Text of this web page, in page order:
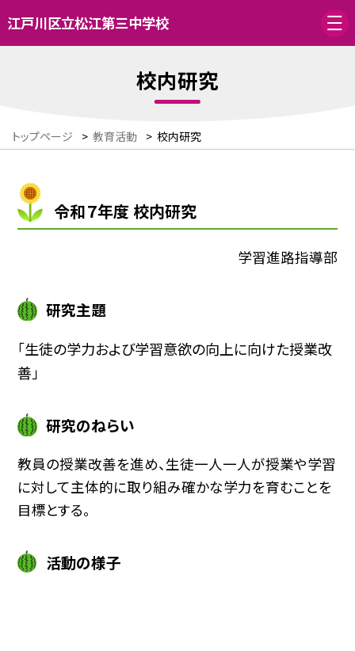
江戸川区立松江第三中学校
校内研究
トップページ > 教育活動 > 校内研究
令和７年度 校内研究
学習進路指導部
研究主題
「生徒の学力および学習意欲の向上に向けた授業改
善」
研究のねらい
教員の授業改善を進め、生徒一人一人が授業や学習
に対して主体的に取り組み確かな学力を育むことを
目標とする。
活動の様子